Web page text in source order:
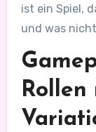
ist ein Spiel,
und was
Rollen